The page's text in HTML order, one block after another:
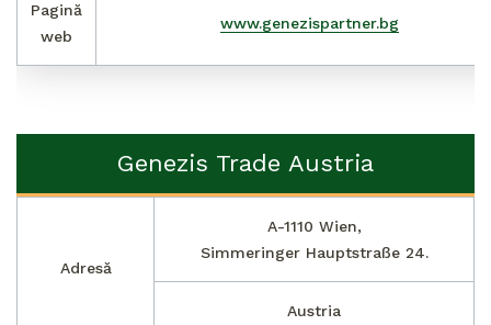
Pagină
web
www.genezispartner.bg
Genezis Trade Austria
Adresă
A-1110 Wien,
Simmeringer Hauptstraße 24.
Austria